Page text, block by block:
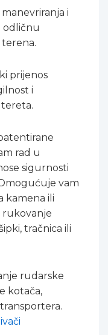
i
odličnu
prijenos
i
rad u
sigurnosti
vam
kamena ili
rukovanje
tračnica ili
rudarske
kotača,